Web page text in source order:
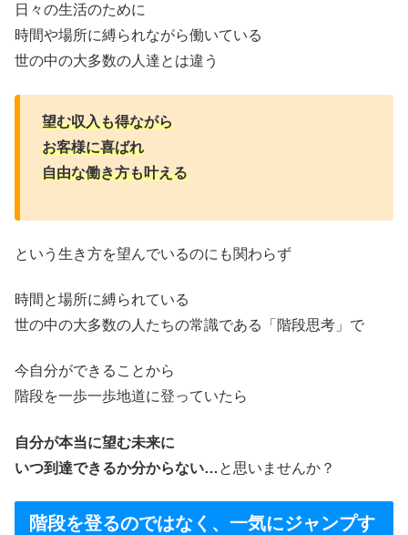
日々の生活のために
時間や場所に縛られながら働いている
世の中の大多数の人達とは違う
望む収入も得ながら
お客様に喜ばれ
自由な働き方も叶える
という生き方を望んでいるのにも関わらず
時間と場所に縛られている
世の中の大多数の人たちの常識である「階段思考」で
今自分ができることから
階段を一歩一歩地道に登っていたら
自分が本当に望む未来に
いつ到達できるか分からない…と思いませんか？
階段を登るのではなく、一気にジャンプす